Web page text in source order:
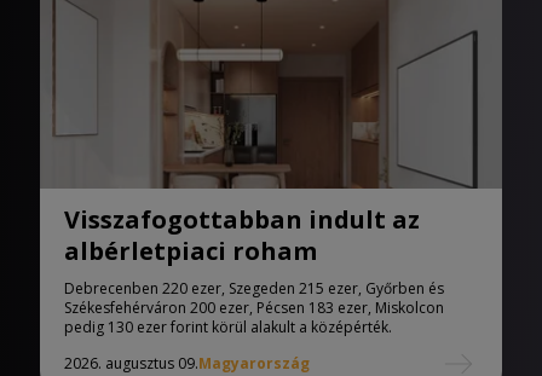
Visszafogottabban indult az
albérletpiaci roham
Debrecenben 220 ezer, Szegeden 215 ezer, Győrben és
Székesfehérváron 200 ezer, Pécsen 183 ezer, Miskolcon
pedig 130 ezer forint körül alakult a középérték.
2026. augusztus 09.Magyarország